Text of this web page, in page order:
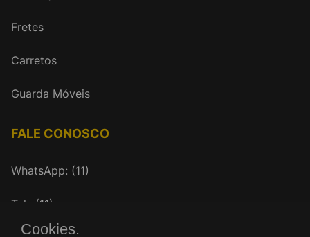
Fretes
Carretos
Guarda Móveis
FALE CONOSCO
WhatsApp: (11)
Tel.: (11)
Cookies.